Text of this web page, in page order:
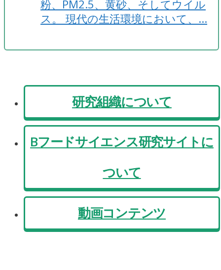
粉、PM2.5、黄砂、そしてウイル
ス。 現代の生活環境において、…
研究組織について
Bフードサイエンス研究サイトに
ついて
動画コンテンツ